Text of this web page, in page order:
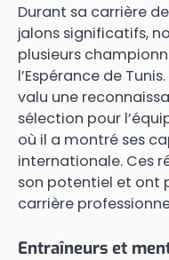
Durant sa carrière
jalons significatifs,
plusieurs
l’Espérance de
valu une
sélection pour
où il a montré ses
internationale. Ces
son potentiel et ont
carrière
Entraîneurs et